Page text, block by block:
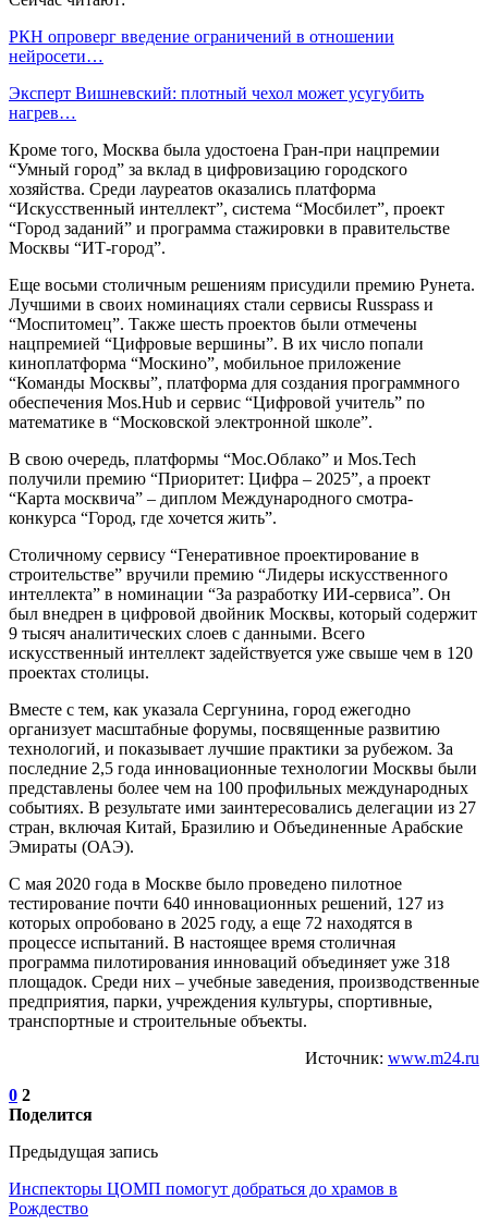
РКН опроверг введение ограничений в отношении
нейросети…
Эксперт Вишневский: плотный чехол может усугубить
нагрев…
Кроме того, Москва была удостоена Гран-при нацпремии
“Умный город” за вклад в цифровизацию городского
хозяйства. Среди лауреатов оказались платформа
“Искусственный интеллект”, система “Мосбилет”, проект
“Город заданий” и программа стажировки в правительстве
Москвы “ИТ-город”.
Еще восьми столичным решениям присудили премию Рунета.
Лучшими в своих номинациях стали сервисы Russpass и
“Моспитомец”. Также шесть проектов были отмечены
нацпремией “Цифровые вершины”. В их число попали
киноплатформа “Москино”, мобильное приложение
“Команды Москвы”, платформа для создания программного
обеспечения Mos.Hub и сервис “Цифровой учитель” по
математике в “Московской электронной школе”.
В свою очередь, платформы “Мос.Облако” и Mos.Tech
получили премию “Приоритет: Цифра – 2025”, а проект
“Карта москвича” – диплом Международного смотра-
конкурса “Город, где хочется жить”.
Столичному сервису “Генеративное проектирование в
строительстве” вручили премию “Лидеры искусственного
интеллекта” в номинации “За разработку ИИ-сервиса”. Он
был внедрен в цифровой двойник Москвы, который содержит
9 тысяч аналитических слоев с данными. Всего
искусственный интеллект задействуется уже свыше чем в 120
проектах столицы.
Вместе с тем, как указала Сергунина, город ежегодно
организует масштабные форумы, посвященные развитию
технологий, и показывает лучшие практики за рубежом. За
последние 2,5 года инновационные технологии Москвы были
представлены более чем на 100 профильных международных
событиях. В результате ими заинтересовались делегации из 27
стран, включая Китай, Бразилию и Объединенные Арабские
Эмираты (ОАЭ).
С мая 2020 года в Москве было проведено пилотное
тестирование почти 640 инновационных решений, 127 из
которых опробовано в 2025 году, а еще 72 находятся в
процессе испытаний. В настоящее время столичная
программа пилотирования инноваций объединяет уже 318
площадок. Среди них – учебные заведения, производственные
предприятия, парки, учреждения культуры, спортивные,
транспортные и строительные объекты.
Источник: www.m24.ru
0 2
Поделится
Предыдущая запись
Инспекторы ЦОМП помогут добраться до храмов в
Рождество